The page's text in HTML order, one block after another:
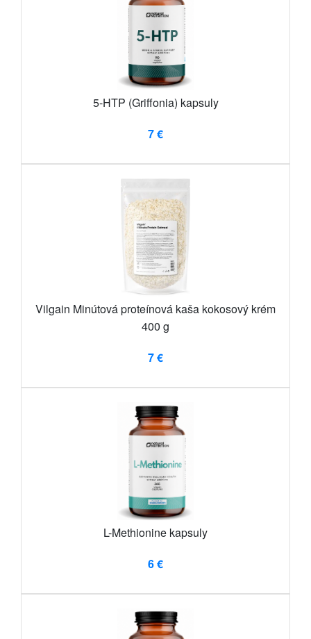
5-HTP (Griffonia) kapsuly
7 €
Vilgain Minútová proteínová kaša kokosový krém
400 g
7 €
L-Methionine kapsuly
6 €